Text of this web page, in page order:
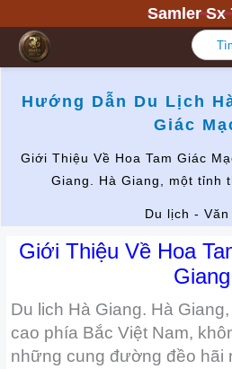
tới
Samler Sx
kiếm:
Hướng Dẫn Du Lịch
Giác
Giới Thiệu Về Hoa Tam Giác
Giang. Hà Giang, một tỉnh
Du lịch - Văn
Giới Thiệu Về Hoa
Giang
Du lich Hà Giang. Hà
cao phía Bắc Việt Nam,
những cung đường đềo hãi